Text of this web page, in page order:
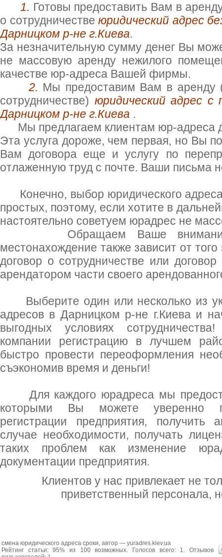
1. Готовы предоставить Вам в
о сотрудничествеюридический адрес
Дарницком р-не г.Киева.
За незначительную сумму денег Вы
не массовую аренду нежилого
качестве юр-адреса Вашей фирмы.
2. Мы предоставим Вам в аренду
сотрудничестве) юридический адрес
Дарницком р-не г.Киева .
Мы предлагаем клиентам юр-адреса
Эта услуга дороже, чем первая, но Вы
Вам договора еще и услугу по
отлаженную труд с почте. Ваши письма
Конечно, выбор юридического
простых, поэтому, если хотите в
настоятельно советуем юрадрес не
Обращаем Ваше внимание
местонахождение также зависит от
договор о сотрудничестве или
арендатором части своего
Выберите один или несколько из
адресов в Дарницком р-не г.Киева и
выгодных условиях
компании регистрацию в лучшем
быстро провести переоформления
съэкономив время и деньги!
Для каждого юрадреса мы
которыми Вы можете уверенно
регистрации предприятия, получить
случае необходимости, получать
таких проблем как изменение
документации предприятия.
Клиентов у нас привлекает не
приветственный персонала,
смена юридического адреса сроки, автор — yuradres.kiev.ua
Рейтинг статьи:95% из 100возможных. Голосов всего: 1. Отзывов